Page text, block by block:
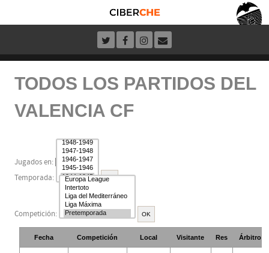
TODOS LOS PARTIDOS DEL
VALENCIA CF
Temporada:
Jugados en:
Competición:
Fecha Competición Local Visitante Res Árbitro